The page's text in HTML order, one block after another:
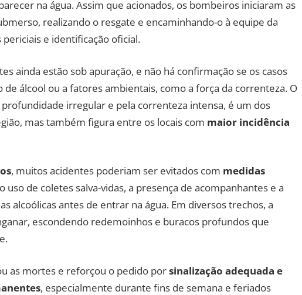
na água. Assim que acionados, os bombeiros iniciaram as
realizando o resgate e encaminhando-o à equipe da
e identificação oficial.
ainda estão sob apuração, e não há confirmação se os casos
de álcool ou a fatores ambientais, como a força da correnteza. O
irregular e pela correnteza intensa, é um dos
mas também figura entre os locais com maior incidência
, muitos acidentes poderiam ser evitados com medidas
uso de coletes salva-vidas, a presença de acompanhantes e a
alcoólicas antes de entrar na água. Em diversos trechos, a
escondendo redemoinhos e buracos profundos que
as mortes e reforçou o pedido porsinalização adequada e
, especialmente durante fins de semana e feriados